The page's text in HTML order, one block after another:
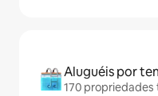
Aluguéis por
170 propriedades